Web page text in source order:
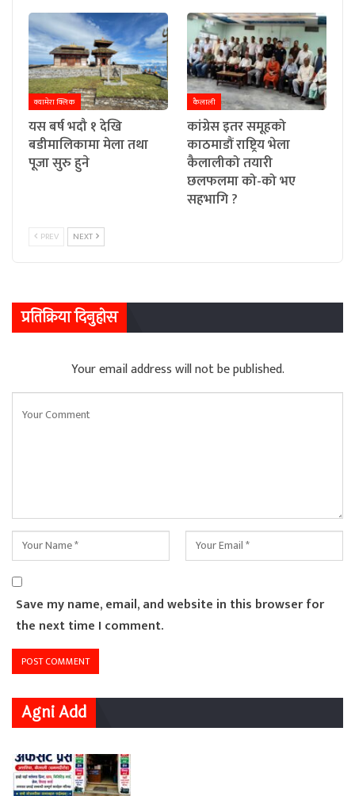
क्यामेरा क्लिक
यस बर्ष भदौ १ देखि
बडीमालिकामा मेला तथा
पूजा सुरु हुने
कैलाली
कांग्रेस इतर समूहको
काठमाडौं राष्ट्रिय भेला
कैलालीको तयारी
छलफलमा को-को भए
सहभागि ?
PREV NEXT
प्रतिक्रिया दिनुहोस
Your email address will not be published.
Save my name, email, and website in this browser for
the next time I comment.
Agni Add